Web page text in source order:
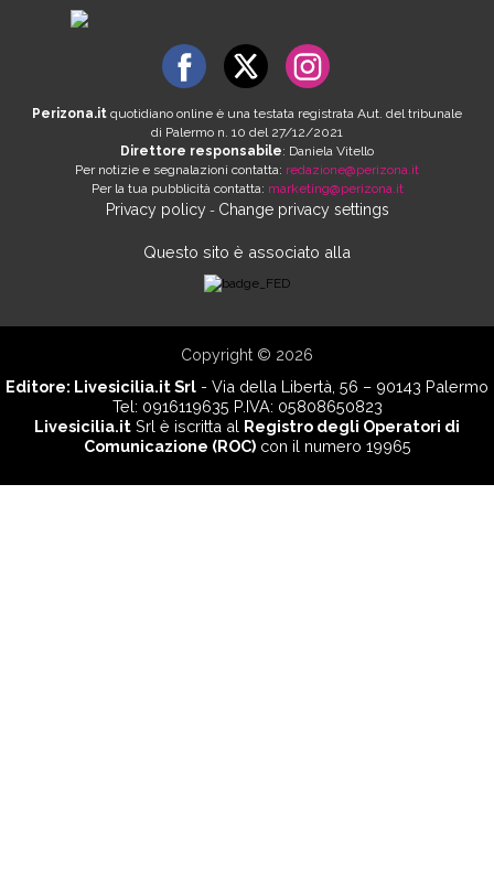
Perizona.it quotidiano online è una testata registrata Aut. del tribunale
di Palermo n. 10 del 27/12/2021
Direttore responsabile: Daniela Vitello
Per notizie e segnalazioni contatta: redazione@perizona.it
Per la tua pubblicità contatta: marketing@perizona.it
Privacy policy- Change privacy settings
Questo sito è associato alla
Copyright © 2026
Editore: Livesicilia.it Srl - Via della Libertà, 56 – 90143 Palermo
Tel: 0916119635 P.IVA: 05808650823
Livesicilia.it Srl è iscritta al Registro degli Operatori di
Comunicazione (ROC)con il numero 19965